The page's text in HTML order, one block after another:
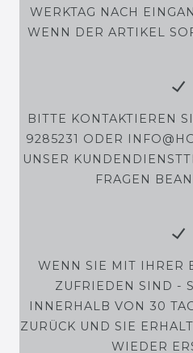
WERKTAG NACH
WENN DER ARTIKEL
BITTE KONTAKTIEREN
9285231 ODER
UNSER
FRAGEN
WENN SIE MIT IHRER
ZUFRIEDEN SIND -
INNERHALB VON 30
ZURÜCK UND SIE
WIEDER